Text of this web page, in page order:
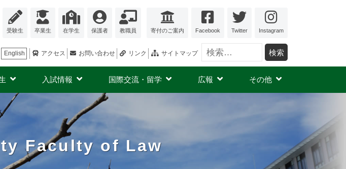
受験生 卒業生 在学生 保護者 教職員 寄付のご案内 Facebook Twitter Instagram
English アクセス お問い合わせ リンク サイトマップ
検索:
入試情報 国際交流・留学 広報 その他
Faculty of Law